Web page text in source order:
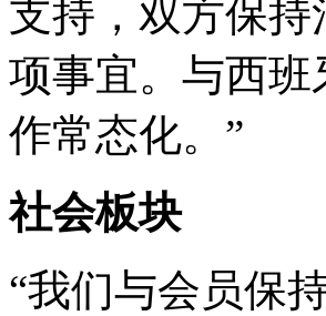
支持，双方保
项事宜。与西
作常态化。”
社会板块
“我们与会员保